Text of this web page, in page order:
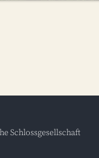
Schlossgesellschaft